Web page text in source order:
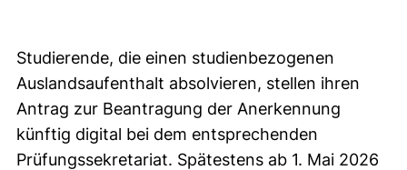
Studierende, die einen studienbezogenen
Auslandsaufenthalt absolvieren, stellen ihren
Antrag zur Beantragung der Anerkennung
künftig digital bei dem entsprechenden
Prüfungssekretariat. Spätestens ab 1. Mai 2026